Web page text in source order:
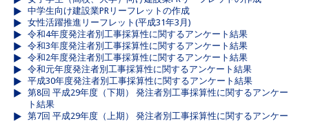
中学生向け建設業PRリーフレットの作成
女性活躍推進リーフレット(平成31年3月)
令和4年度発注者別工事採算性に関するアンケート結果
令和3年度発注者別工事採算性に関するアンケート結果
令和2年度発注者別工事採算性に関するアンケート結果
令和元年度発注者別工事採算性に関するアンケート結果
平成30年度発注者別工事採算性に関するアンケート結果
第8回 平成29年度（下期） 発注者別工事採算性に関するアンケー
ト結果
第7回 平成29年度（上期） 発注者別工事採算性に関するアンケー